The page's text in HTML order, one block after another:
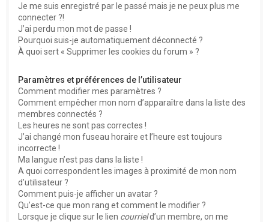
Je me suis enregistré par le passé mais je ne peux plus me
connecter ?!
J’ai perdu mon mot de passe !
Pourquoi suis-je automatiquement déconnecté ?
À quoi sert « Supprimer les cookies du forum » ?
Paramètres et préférences de l’utilisateur
Comment modifier mes paramètres ?
Comment empêcher mon nom d’apparaître dans la liste des
membres connectés ?
Les heures ne sont pas correctes !
J’ai changé mon fuseau horaire et l’heure est toujours
incorrecte !
Ma langue n’est pas dans la liste !
A quoi correspondent les images à proximité de mon nom
d’utilisateur ?
Comment puis-je afficher un avatar ?
Qu’est-ce que mon rang et comment le modifier ?
Lorsque je clique sur le lien courrield’un membre, on me